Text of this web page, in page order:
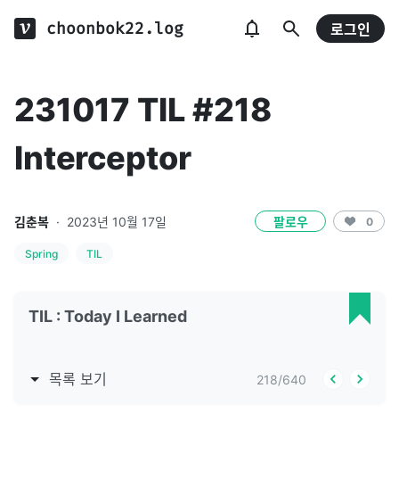
choonbok22.log 로그인
231017 TIL #218
Interceptor
김춘복 · 2023년 10월 17일 팔로우 0
Spring TIL
TIL : Today I Learned
목록 보기 218/640